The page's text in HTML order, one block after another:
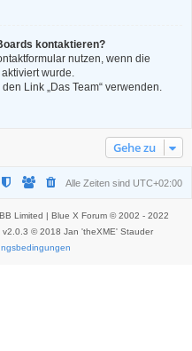
kontaktieren?
nutzen, wenn die
wurde.
Link „Das Team“ verwenden.
Gehe zu
Alle Zeiten sind UTC+02:00
Limited | Blue X Forum © 2002 - 2022
© 2018 Jan 'theXME' Stauder